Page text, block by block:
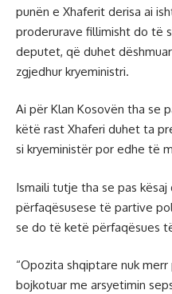
punën e Xhaferit derisa ai
proderurave fillimisht do të
deputet, që duhet
zgjedhur kryeministri.
Ai për Klan Kosovën tha se
këtë rast Xhaferi duhet ta
si kryeministër por edhe të
Ismaili tutje tha se pas
përfaqësusese të partive
se do të ketë përfaqësues
“Opozita shqiptare nuk
bojkotuar me arsyetimin